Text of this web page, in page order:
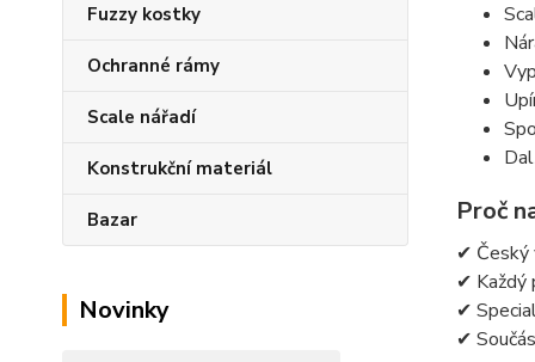
Fuzzy kostky
Ochranné rámy
Scale nářadí
Konstrukční materiál
Bazar
Novinky
Proč
✔ Český
✔ Každý
✔
✔